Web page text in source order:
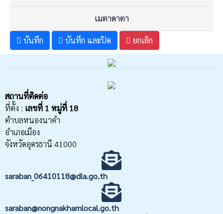
เมตาดาตา
บันทึก บันทึก และปิด ยกเลิก
สถานที่ติดต่อ
ที่ตั้ง : เลขที่ 1 หมู่ที่ 18
ตำบลหนองนาคำ
อำเภอเมือง
จังหวัดอุดรธานี 41000
saraban_06410118@dla.go.th
saraban@nongnakhamlocal.go.th